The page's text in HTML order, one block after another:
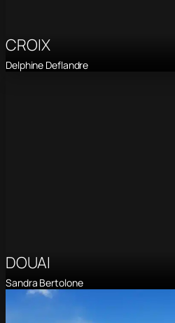
CROIX
Delphine Deflandre
DOUAI
Sandra Bertolone